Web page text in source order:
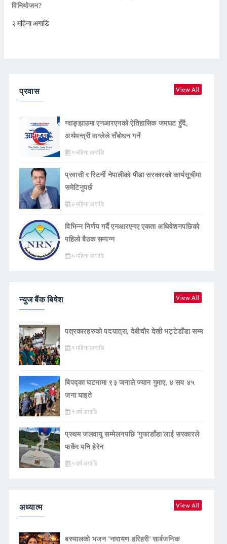
विनियोजन?
२ महिना अगाडि
प्रवास View All
ग्वाङ्झाउमा एनआरएनको ऐतिहासिक जमघट हुँदै,
अर्थमन्त्री वाग्लेले सँबोधन गर्ने
१ महिना अगाडि
प्रवासी र रिटर्नी नेपालीको पीडा सरकारको कार्यसूचीमा
समेटिनुपर्छ
४ महिना अगाडि
विभिन्न निर्णय गर्दै एनआरएनए एकता अधिवेशनपछिको
पहिलो बैठक सम्पन्न
५ महिना अगाडि
न्युज बैंक बिषेश View All
पत्रकारहरुको पदयात्रा, देबीचौर देखी भट्टेडाँडा सम्म
१ महिना अगाडि
बिपद्का घटनामा ९३ जनाले ज्यान गुमाए, ४ सय ४५
जना घाइते
१ वर्ष अगाडि
प्रथम जलवायु सम्मेलनपछि ‘गुफाडाँडा’लाई सरकारले
फर्केर पनि हेरेन
१ वर्ष अगाडि
अध्यात्म View All
बस्यालको भजन ‘नारायण हरिहरी’ सार्बजनिक